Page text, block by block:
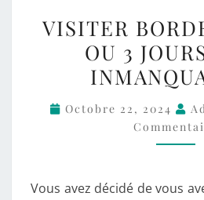
VISITER
OU 3
Octobre 22, 2024
Vous avez décidé de vous